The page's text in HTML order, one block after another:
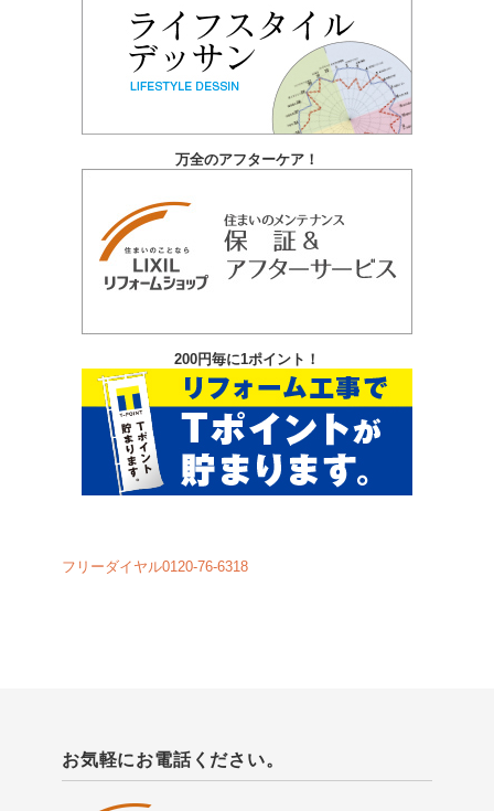
万全のアフターケア！
200円毎に1ポイント！
フリーダイヤル0120-76-6318
お気軽にお電話ください。